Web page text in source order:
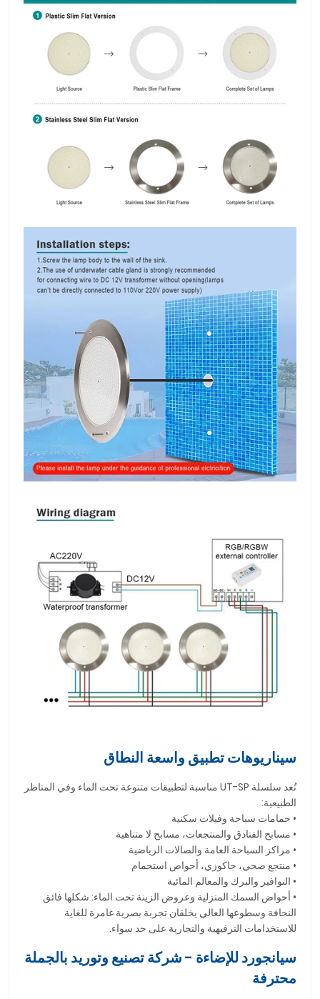
سيناريوهات تطبيق واسعة النطاق
تُعد سلسلة UT-SP مناسبة لتطبيقات متنوعة تحت الماء وفي المناظر
الطبيعية:
• حمامات سباحة وفيلات سكنية
• مسابح الفنادق والمنتجعات، مسابح لا متناهية
• مراكز السباحة العامة والصالات الرياضية
• منتجع صحي، جاكوزي، أحواض استحمام
• النوافير والبرك والمعالم المائية
• أحواض السمك المنزلية وعروض الزينة تحت الماء: شكلها فائق
النحافة وسطوعها العالي يخلقان تجربة بصرية غامرة للغاية
للاستخدامات الترفيهية والتجارية على حد سواء.
سيانجورد للإضاءة - شركة تصنيع وتوريد بالجملة
محترفة